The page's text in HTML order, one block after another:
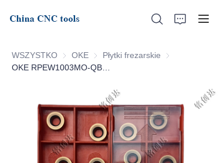
WSZYSTKO OKE OKEPłytki frezarskie Płytki frezarskie
O nas
Produkty